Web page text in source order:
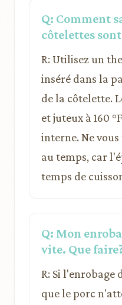
Q: Comment
côtelettes
R: Utilisez un
inséré dans la
de la côtelette.
et juteux à 160
interne. Ne
au temps, car
temps de
Q: Mon
vite. Que
R: Si l'enrobage
que le porc